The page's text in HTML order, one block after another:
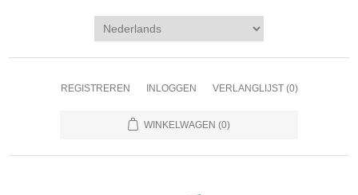
REGISTREREN INLOGGEN VERLANGLIJST (0)
WINKELWAGEN (0)